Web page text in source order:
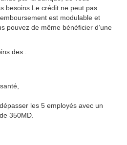
besoins Le crédit ne peut pas
est modulable et
pouvez de même bénéficier d’une
des :
les 5 employés avec un
350MD.